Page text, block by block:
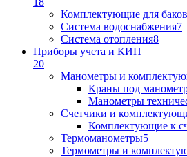
Комплектующие для баков
Система водоснабжения7
Система отопления8
Приборы учета и КИП
20
Манометры и
Краны под
Манометры
Счетчики и
Комплектующие к
Термоманометры5
Термометры и